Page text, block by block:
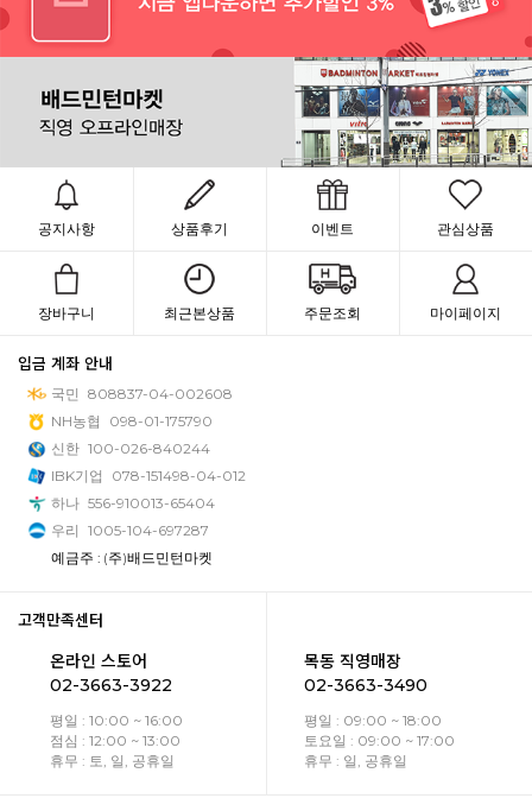
공지사항 상품후기 이벤트 관심상품
장바구니 최근본상품 주문조회 마이페이지
입금 계좌 안내
국민 808837-04-002608
NH농협
098-01-175790
신한 100-026-840244
IBK기업
078-151498-04-012
하나 556-910013-65404
우리 1005-104-697287
예금주 : (주)배드민턴마켓
고객만족센터
온라인 스토어
02-3663-3922
평일 : 10:00 ~ 16:00
점심 : 12:00 ~ 13:00
휴무 : 토, 일, 공휴일
목동 직영매장
02-3663-3490
평일 : 09:00 ~ 18:00
토요일 : 09:00 ~ 17:00
휴무 : 일, 공휴일